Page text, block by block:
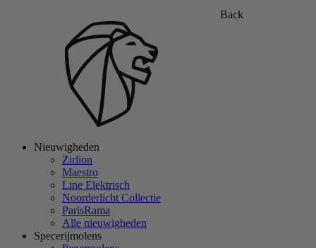
Back
Nieuwigheden
Zirlion
Maestro
Line Elektrisch
Noorderlicht Collectie
ParisRama
Alle nieuwigheden
Specerijmolens